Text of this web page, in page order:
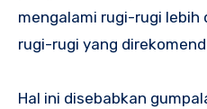
mengalami rugi-rugi lebih
rugi-rugi yang
Hal ini disebabkan